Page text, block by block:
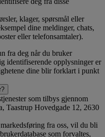
klager, spørsmål eller
dine meldinger, chats,
eller telefonsamtaler).
fra deg når du bruker
identifiserende opplysninger er
dine blir forklart i punkt
som tilbys gjennom
Taastrup Hovedgade 12, 2630
fra oss, vil du bli
som forvaltes,